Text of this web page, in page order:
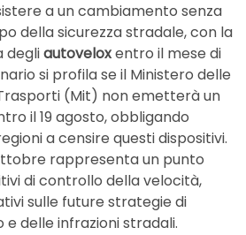
a un cambiamento senza
della sicurezza stradale, con la
degliautoveloxentro il mese di
si profila se il Ministero delle
(Mit) non emetterà un
il 19 agosto, obbligando
a censire questi dispositivi.
rappresenta un punto
di controllo della velocità,
sulle future strategie di
delle infrazioni stradali.